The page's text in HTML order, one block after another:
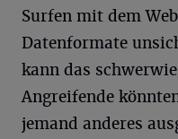
Surfen mit dem
Datenformate
kann das
Angreifende
jemand anderes